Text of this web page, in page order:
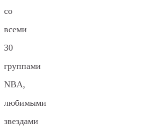
со
всеми
30
группами
NBA,
любимыми
звездами